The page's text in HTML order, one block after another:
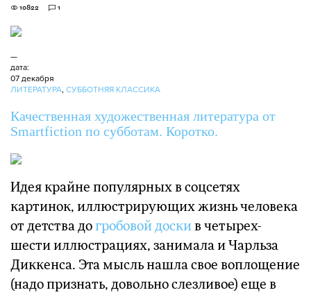
10822 1
—
дата:
07 декабря
ЛИТЕРАТУРА, СУББОТНЯЯ КЛАССИКА
Качественная художественная литература от
Smartfiction по субботам. Коротко.
Идея крайне популярных в соцсетях
картинок, иллюстрирующих жизнь человека
от детства до гробовой доски в четырех-
шести иллюстрациях, занимала и Чарльза
Диккенса. Эта мысль нашла свое воплощение
(надо признать, довольно слезливое) еще в